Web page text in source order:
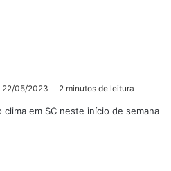
22/05/2023 2 minutos de leitura